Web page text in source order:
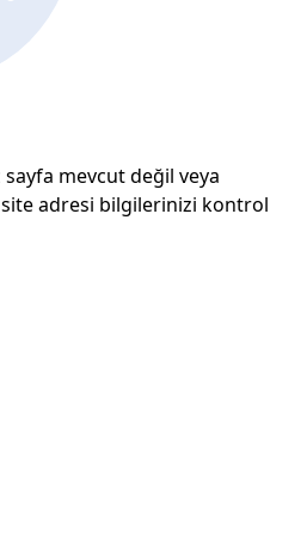
mevcut değil veya
site adresi bilgilerinizi kontrol